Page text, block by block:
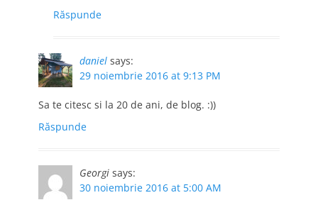
Răspunde
daniel says:
29 noiembrie 2016 at 9:13 PM
Sa te citesc si la 20 de ani, de blog. :))
Răspunde
Georgi says:
30 noiembrie 2016 at 5:00 AM